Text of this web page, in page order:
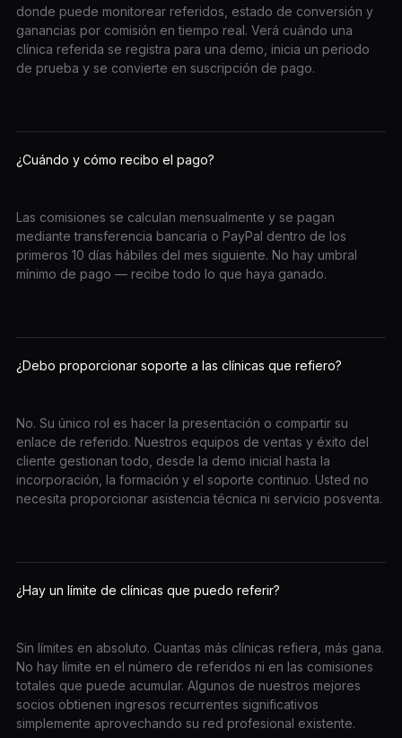
donde puede monitorear referidos, estado de conversión y
ganancias por comisión en tiempo real. Verá cuándo una
clínica referida se registra para una demo, inicia un periodo
de prueba y se convierte en suscripción de pago.
¿Cuándo y cómo recibo el pago?
Las comisiones se calculan mensualmente y se pagan
mediante transferencia bancaria o PayPal dentro de los
primeros 10 días hábiles del mes siguiente. No hay umbral
mínimo de pago — recibe todo lo que haya ganado.
¿Debo proporcionar soporte a las clínicas que refiero?
No. Su único rol es hacer la presentación o compartir su
enlace de referido. Nuestros equipos de ventas y éxito del
cliente gestionan todo, desde la demo inicial hasta la
incorporación, la formación y el soporte continuo. Usted no
necesita proporcionar asistencia técnica ni servicio posventa.
¿Hay un límite de clínicas que puedo referir?
Sin límites en absoluto. Cuantas más clínicas refiera, más gana.
No hay límite en el número de referidos ni en las comisiones
totales que puede acumular. Algunos de nuestros mejores
socios obtienen ingresos recurrentes significativos
simplemente aprovechando su red profesional existente.